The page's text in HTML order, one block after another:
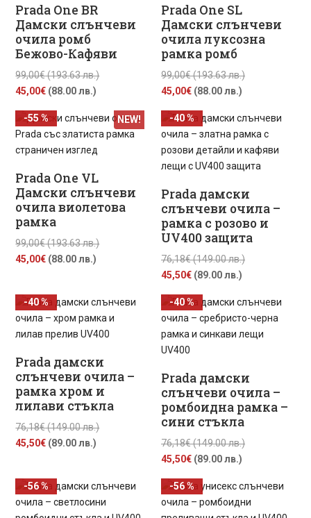
Prada One BR
Дамски слънчеви
очила ромб
Бежово-Кафяви
99,00€(193.63 лв.)Original
99,00€
(193.63
45,00€ (88.00 лв.)
е:
45,00€
(88.00
Prada One SL
Дамски слънчеви
очила луксозна
рамка ромб
99,00€(193.63 лв.)Original
99,00€
(193.63
лв.).
45,00€ (88.00 лв.)
е:
45,00€
(88.00
лв.).
Prada One VL
Дамски слънчеви
очила виолетова
рамка
NEW!
99,00€(193.63 лв.)Original
(193.63
лв.).
45,00€ (88.00 лв.)
45,00€
(88.00
лв.).
-55 %
Prada дамски
слънчеви очила –
рамка с розово и
UV400 защита
76,18€(149.00 лв.)Original
76,18€
(149.00
лв.).
45,50€ (89.00 лв.)
е:
45,50€
(89.00
-40 %
Prada дамски
слънчеви очила –
рамка хром и
лилави стъкла
76,18€(149.00 лв.)Original
(149.00
лв.).
45,50€ (89.00 лв.)
45,50€
(89.00
-40 %
Prada дамски
слънчеви очила –
ромбоидна рамка –
сини стъкла
76,18€(149.00 лв.)Original
76,18€
(149.00
45,50€ (89.00 лв.)
е:
45,50€
-40 %
-56 % -56 %